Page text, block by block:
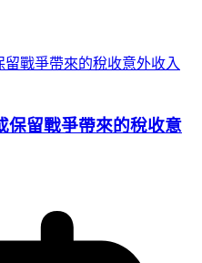
保留戰爭帶來的稅收意